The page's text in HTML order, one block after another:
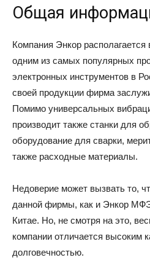
Общая
Компания Энкор
одним из самых популярных
электронных инструментов в
своей продукции фирма
Помимо универсальных
производит также станки для
оборудование для сварки,
также расходные материалы.
Недоверие может вызвать то,
данной фирмы, как и Энкор
Китае. Но, не смотря на это,
компании отличается высоким
долговечностью.